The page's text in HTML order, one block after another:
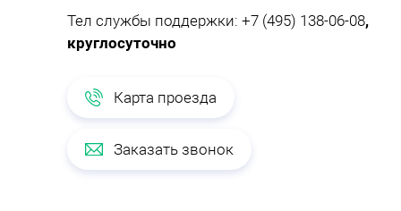
Тел службы поддержки: +7 (495) 138-06-08,
круглосуточно
Карта проезда
Заказать звонок